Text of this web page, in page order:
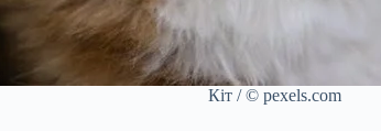
Кіт / © pexels.com